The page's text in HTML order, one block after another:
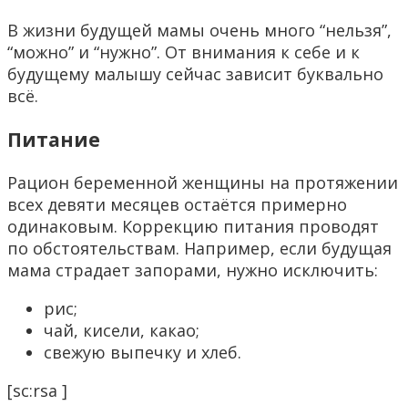
В жизни будущей мамы очень много “нельзя”,
“можно” и “нужно”. От внимания к себе и к
будущему малышу сейчас зависит буквально
всё.
Питание
Рацион беременной женщины на протяжении
всех девяти месяцев остаётся примерно
одинаковым. Коррекцию питания проводят
по обстоятельствам. Например, если будущая
мама страдает запорами, нужно исключить:
рис;
чай, кисели, какао;
свежую выпечку и хлеб.
[sc:rsa ]